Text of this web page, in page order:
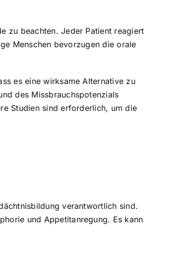
zu beachten. Jeder Patient reagiert
Menschen bevorzugen die orale
es eine wirksame Alternative zu
des Missbrauchspotenzials
Studien sind erforderlich, um die
verantwortlich sind.
und Appetitanregung. Es kann